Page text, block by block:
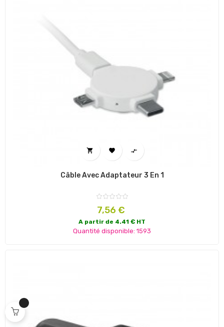
  
Câble Avec Adaptateur 3 En 1
Prix
7,56 €
A partir de 4.41 € HT
Quantité disponible: 1593